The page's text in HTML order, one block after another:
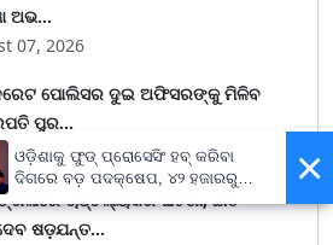
ଅଭ...
07, 2026
ପୋଲିସର ଦୁଇ ଅଫିସରଙ୍କୁ ମିଳିବ
ପୁର...
07, 2026
ଚାଞ୍ଚଲ୍ୟକର ଘଟଣା, ଛାତି
ଷଡ଼ଯନ୍ତ...
×
ଓଡ଼ିଶାକୁ ଫୁଡ୍ ପ୍ରୋସେସିଂ ହବ୍ କରିବା
ଦିଗରେ ବଡ଼ ପଦକ୍ଷେପ, ୪୨ ହଜାରରୁ